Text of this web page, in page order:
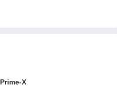
Prime-X